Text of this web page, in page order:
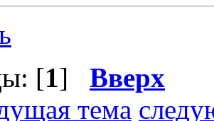
[1] Вверх
тема